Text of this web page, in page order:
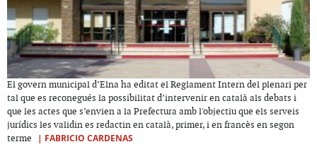
El govern municipal d’Elna ha editat el Reglament Intern del plenari per
tal que es reconegués la possibilitat d’intervenir en català als debats i
que les actes que s’envien a la Prefectura amb l'objectiu que els serveis
jurídics les validin es redactin en català, primer, i en francès en segon
terme
| FABRICIO CARDENAS